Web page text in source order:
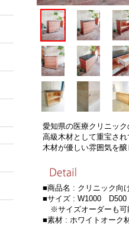
愛知県の医療クリニッ
高級木材として重宝さ
木材が優しい雰囲気を
■商品名 : クリニック向
■サイズ : W1000
※サイズオーダーも可
■素材 : ホワイトオーク